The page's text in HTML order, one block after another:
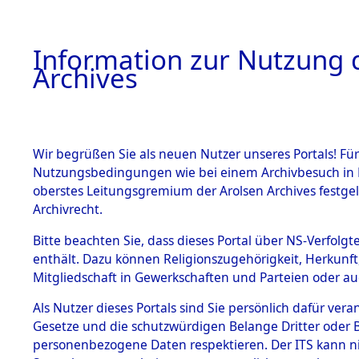
BESTÄNDE
1.
mente
5. Verschiedenes
5.3
auf dem
Information zur Nutzung
Archives
Wir begrüßen Sie als neuen Nutzer unseres Portals!
Nutzungsbedingungen wie bei einem Archivbesuch
oberstes Leitungsgremium der Arolsen Archives
Archivrecht.
Bitte beachten Sie, dass dieses Portal über NS-
enthält. Dazu können Religionszugehörigkeit,
Mitgliedschaft in Gewerkschaften und Parteien oder
Als Nutzer dieses Portals sind Sie persönlich dafür
Gesetze und die schutzwürdigen Belange Dritter
personenbezogene Daten respektieren. Der ITS